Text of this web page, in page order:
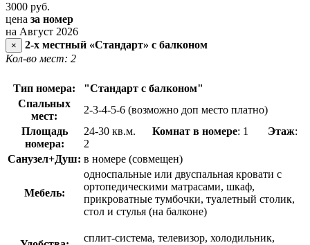
3000 руб.
цена за номер
на Август 2026
×
2-х местный «Стандарт» с балконом
Кол-во мест: 2
Тип номера:
"Стандарт с балконом"
Спальных
мест:
2-3-4-5-6 (возможно доп место платно)
Площадь
номера:
24-30 кв.м. Комнат в номере: 1 Этаж:
2
Санузел+Душ: в номере (совмещен)
Мебель:
односпальные или двуспальная кровати с
ортопедическими матрасами, шкаф,
прикроватные тумбочки, туалетный столик,
стол и стулья (на балконе)
сплит-система, телевизор, холодильник,